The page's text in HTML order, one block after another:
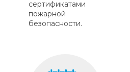
сертификатами
пожарной
безопасности.